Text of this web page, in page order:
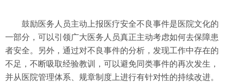
鼓励医务人员主动上报医疗安全不良事件是医院文化的
一部分，可以引领广大医务人员真正主动考虑如何去保障患
者安全。另外，通过对不良事件的分析，发现工作中存在的
不足，不断吸取经验教训，可以避免同类事件的再次发生，
并从医院管理体系、规章制度上进行有针对性的持续改进。